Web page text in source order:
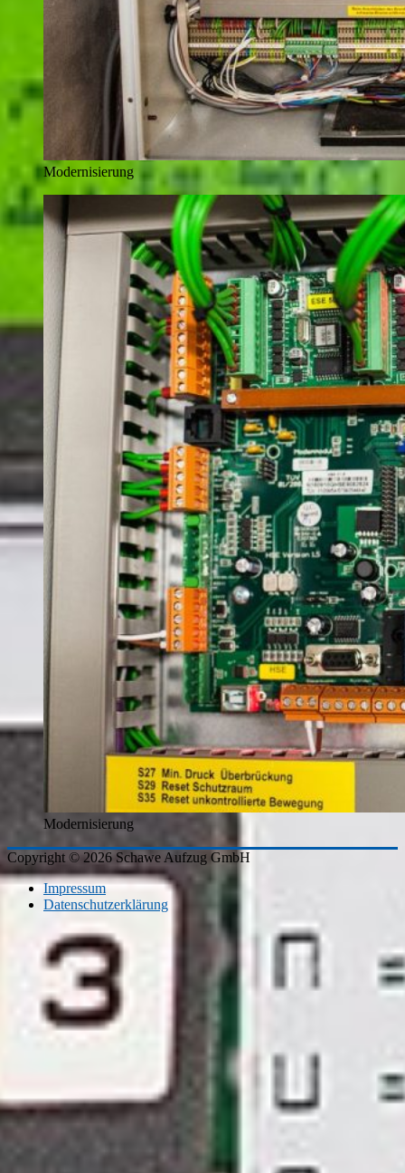
Modernisierung
Modernisierung
Copyright © 2026 Schawe Aufzug GmbH
Impressum
Datenschutzerklärung